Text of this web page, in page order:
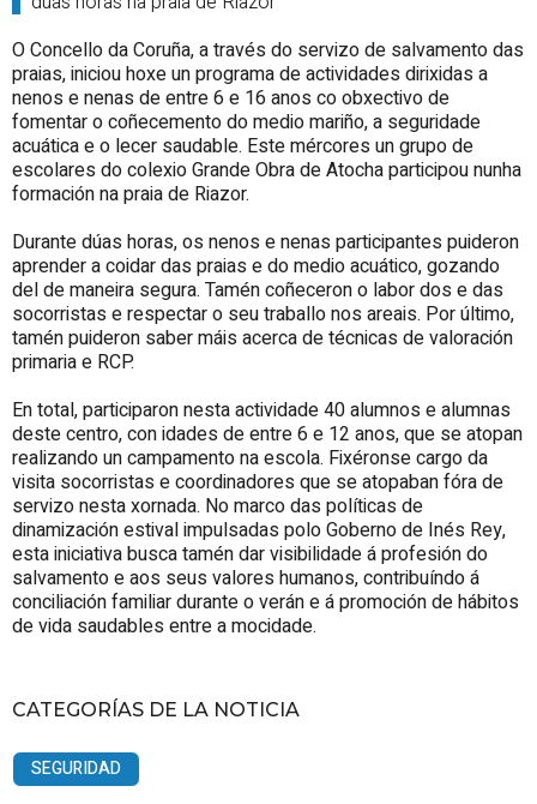
O Concello da Coruña, a través do servizo de salvamento das
praias, iniciou hoxe un programa de actividades dirixidas a
nenos e nenas de entre 6 e 16 anos co obxectivo de
fomentar o coñecemento do medio mariño, a seguridade
acuática e o lecer saudable. Este mércores un grupo de
escolares do colexio Grande Obra de Atocha participou nunha
formación na praia de Riazor.
Durante dúas horas, os nenos e nenas participantes puideron
aprender a coidar das praias e do medio acuático, gozando
del de maneira segura. Tamén coñeceron o labor dos e das
socorristas e respectar o seu traballo nos areais. Por último,
tamén puideron saber máis acerca de técnicas de valoración
primaria e RCP.
En total, participaron nesta actividade 40 alumnos e alumnas
deste centro, con idades de entre 6 e 12 anos, que se atopan
realizando un campamento na escola. Fixéronse cargo da
visita socorristas e coordinadores que se atopaban fóra de
servizo nesta xornada. No marco das políticas de
dinamización estival impulsadas polo Goberno de Inés Rey,
esta iniciativa busca tamén dar visibilidade á profesión do
salvamento e aos seus valores humanos, contribuíndo á
conciliación familiar durante o verán e á promoción de hábitos
de vida saudables entre a mocidade.
CATEGORÍAS DE LA NOTICIA
SEGURIDAD